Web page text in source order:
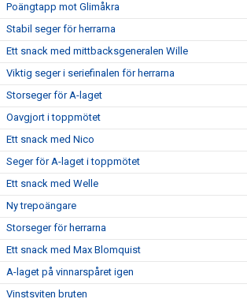
Poängtapp mot Glimåkra
Stabil seger för herrarna
Ett snack med mittbacksgeneralen Wille
Viktig seger i seriefinalen för herrarna
Storseger för A-laget
Oavgjort i toppmötet
Ett snack med Nico
Seger för A-laget i toppmötet
Ett snack med Welle
Ny trepoängare
Storseger för herrarna
Ett snack med Max Blomquist
A-laget på vinnarspåret igen
Vinstsviten bruten